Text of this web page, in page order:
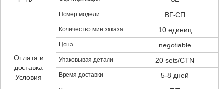
Номер модели ВГ-СП
Оплата и
доставка
Условия
Количество мин заказа 10 единиц
Цена negotiable
Упаковывая детали 20 sets/CTN
Время доставки 5-8 дней